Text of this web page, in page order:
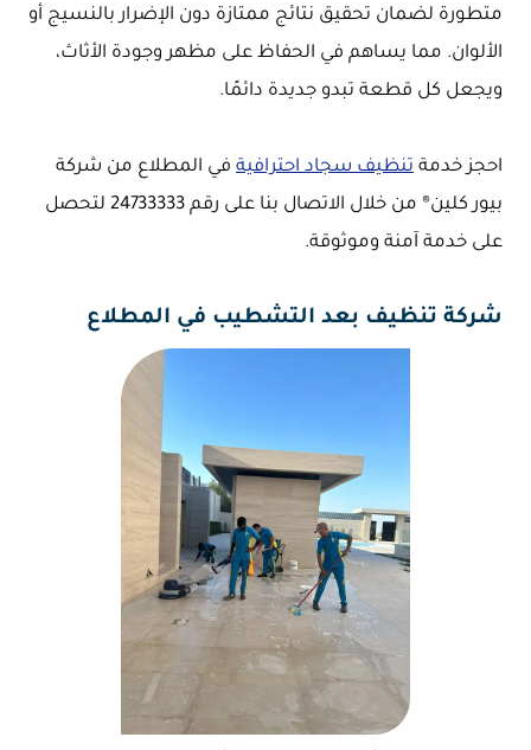
متطورة لضمان تحقيق نتائج ممتازة دون الإضرار بالنسيج أو
الألوان. مما يساهم في الحفاظ على مظهر وجودة الأثاث،
ويجعل كل قطعة تبدو جديدة دائمًا.
احجز خدمة تنظيف سجاد احترافية في المطلاع من شركة
بيور كلين® من خلال الاتصال بنا على رقم 24733333 لتحصل
على خدمة آمنة وموثوقة.
شركة تنظيف بعد التشطيب في المطلاع